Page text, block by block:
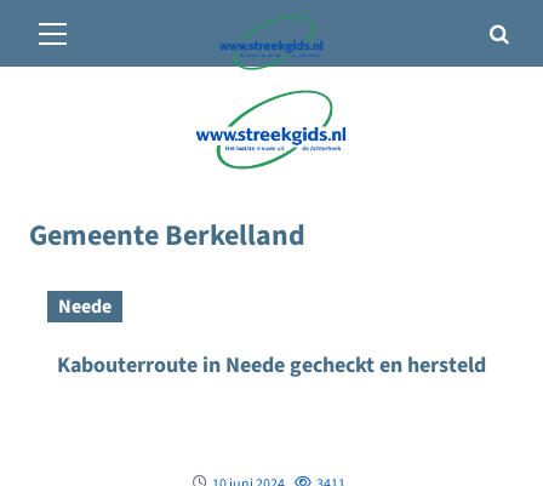
15°C• Vandaag 8° / 27°
menu
Gemeente Berkelland
Neede
Kabouterroute in Neede gecheckt en hersteld